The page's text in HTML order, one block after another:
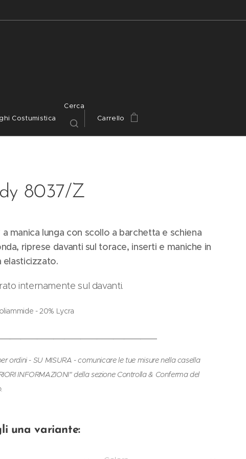
Costumistica
Cerca
Carrello
8037/Z
manica lunga con scollo a barchetta e schiena
riprese davanti sul torace, inserti e maniche in
elasticizzato.
internamente sul davanti.
- 20% Lycra
ordini - SU MISURA - comunicare le tue misure nella casella
INFORMAZIONI" della sezione Controlla & Conferma del
una variante: